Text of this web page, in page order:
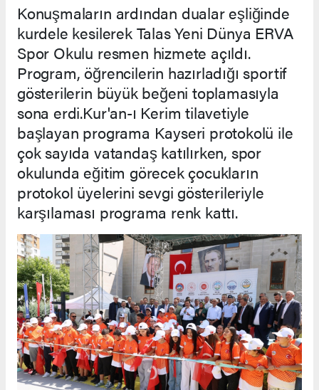
Konuşmaların ardından dualar eşliğinde
kurdele kesilerek Talas Yeni Dünya ERVA
Spor Okulu resmen hizmete açıldı.
Program, öğrencilerin hazırladığı sportif
gösterilerin büyük beğeni toplamasıyla
sona erdi.Kur'an-ı Kerim tilavetiyle
başlayan programa Kayseri protokolü ile
çok sayıda vatandaş katılırken, spor
okulunda eğitim görecek çocukların
protokol üyelerini sevgi gösterileriyle
karşılaması programa renk kattı.